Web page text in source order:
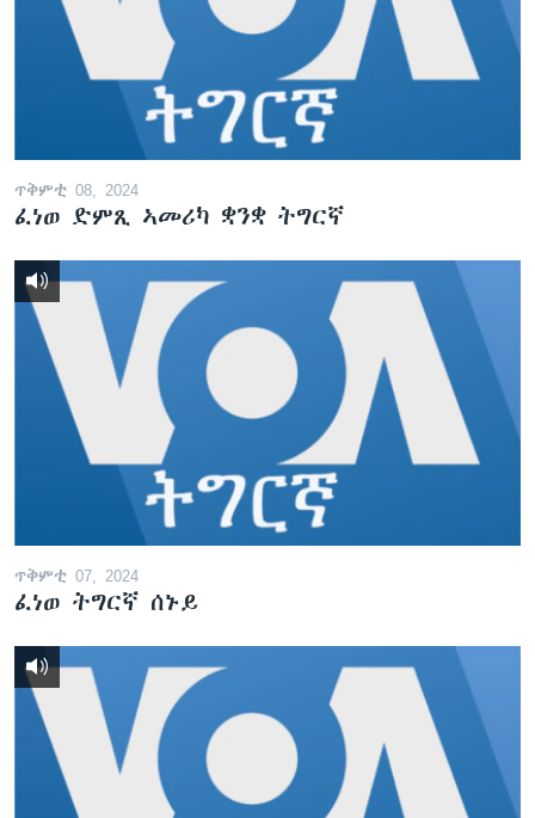
ቂሔ ጽልሚ
ቋንቋታት
ጥቅምቲ 08, 2024
ፈነወ ድምጺ ኣመሪካ ቋንቋ ትግርኛ
ጥቅምቲ 07, 2024
ፈነወ ትግርኛ ሰኑይ